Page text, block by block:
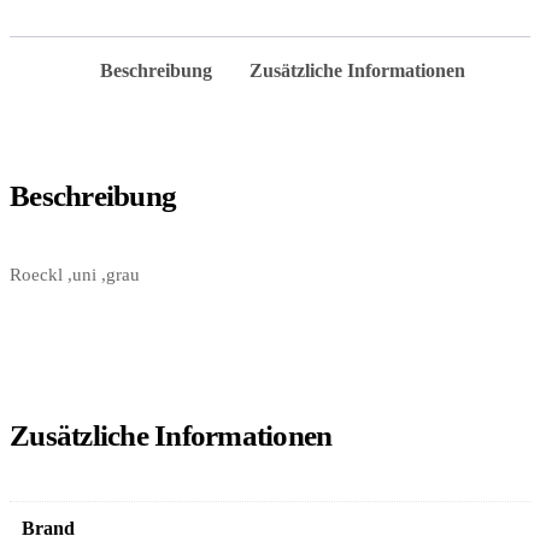
Beschreibung Zusätzliche Informationen
Beschreibung
Roeckl ,uni ,grau
Zusätzliche Informationen
Brand